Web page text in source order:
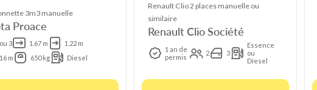
3m3 manuelle
Proace
3 1.67 m
1.22 m
m
650 kg Diesel
Renault Clio 2 places manuelle ou
similaire
Renault Clio Société
1 an de
permis
2 3
Essence
ou
Diesel